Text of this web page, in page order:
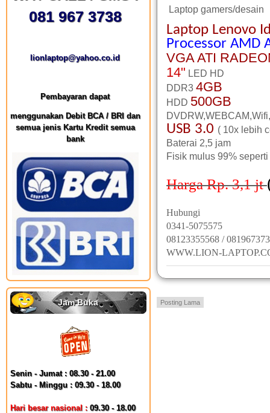
081 967 3738
lionlaptop@yahoo.co.id
Pembayaran dapat
menggunakan Debit BCA / BRI dan
semua jenis Kartu Kredit semua
bank
Jam Buka
Senin - Jumat : 08.30 - 21.00
Sabtu - Minggu : 09.30 - 18.00
Hari besar nasional : 09.30 - 18.00
Laptop gamers/desain
Laptop Lenovo
Processor AMD
VGA ATI
14" LED HD
DDR3 4GB
HDD 500GB
USB 3.0 ( 10x lebih
Baterai 2,5 jam
Fisik mulus 99%
Harga Rp. 3,1 jt
Hubungi
0341-5075575
08123355568 /
WWW.LION-
Posting Lama